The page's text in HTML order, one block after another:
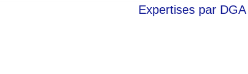
Expertises par